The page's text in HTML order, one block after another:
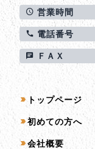
営業時間
電話番号
ＦＡＸ
サイトマップ
トップページ
初めての方へ
会社概要